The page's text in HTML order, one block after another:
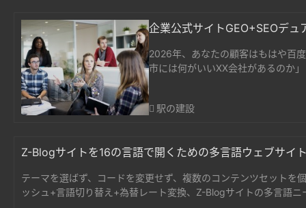
企業公式サイトGEO+SEOデ
2026年、あなたの顧客はもはや百
市には何がいいXX会社があるのか
駅の建設
Z-Blogサイトを16の言語で開くための多言語ウェブサイ
テーマを選ばず、コードを変更せず、複数のコンテンツセット
ッシュ+言語切り替え+為替レート変換、Z-Blogサイトの多言語